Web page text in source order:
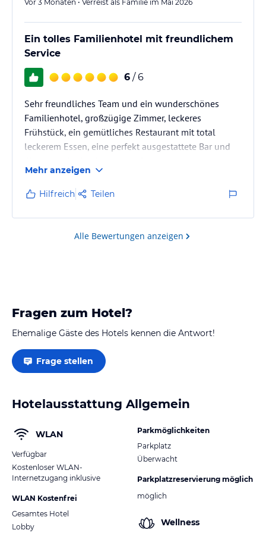
Vor 3 Monaten • Verreist als Familie im Mai 2026
Ein tolles Familienhotel mit freundlichem
Service
6 / 6
Sehr freundliches Team und ein wunderschönes
Familienhotel, großzügige Zimmer, leckeres
Frühstück, ein gemütliches Restaurant mit total
leckerem Essen, eine perfekt ausgestattete Bar und
der Gastgeber denkt nur uns bietet seinen Gast etwas
wirklich besonderes. Toll war auch Minigolf und die
großen Picknickfässer draußen, ideal für gemütliche
Abende mit Cocktails. Eine absolute Empfehlung für
dieses Hotel👌🫶
Mehr anzeigen
Hilfreich Teilen
Alle Bewertungen anzeigen
Fragen zum Hotel?
Ehemalige Gäste des Hotels kennen die Antwort!
Frage stellen
Hotelausstattung Allgemein
WLAN
Verfügbar
Kostenloser WLAN-
Internetzugang inklusive
WLAN Kostenfrei
Gesamtes Hotel
Lobby
Parkmöglichkeiten
Parkplatz
Überwacht
Parkplatzreservierung möglich
möglich
Wellness